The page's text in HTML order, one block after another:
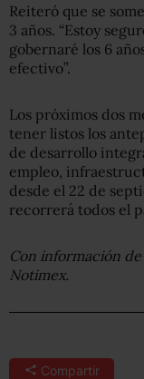
Reiteró que se
3 años. “Estoy
gobernaré los 6
efectivo”.
Los próximos dos
tener listos los
de desarrollo
empleo,
desde el 22 de
recorrerá todos el
Con información de
Notimex.
Compartir